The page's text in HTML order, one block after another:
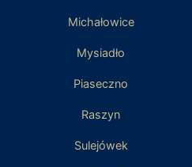
Michałowice
Mysiadło
Piaseczno
Raszyn
Sulejówek